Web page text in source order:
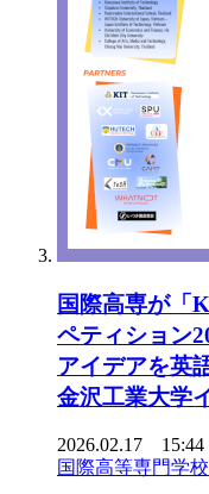
国際高専が「
ペティション
アイデアを英
金沢工業大学
2026.02.17 15:44
国際高等専門学校